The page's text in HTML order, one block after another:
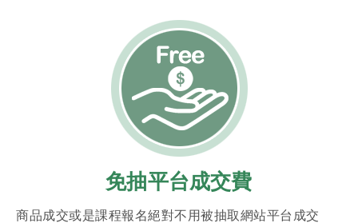
免抽平台成交費
商品成交或是課程報名絕對不用被抽取網站平台成交